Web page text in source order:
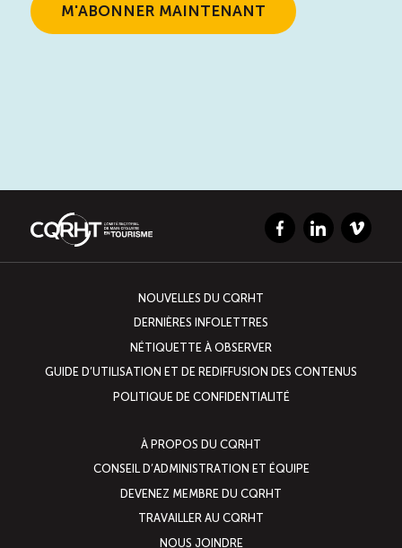
FacebookLinkedInVimeo
NOUVELLES DU CQRHT
DERNIÈRES INFOLETTRES
NÉTIQUETTE À OBSERVER
GUIDE D’UTILISATION ET DE REDIFFUSION DES CONTENUS
POLITIQUE DE CONFIDENTIALITÉ
À PROPOS DU CQRHT
CONSEIL D’ADMINISTRATION ET ÉQUIPE
DEVENEZ MEMBRE DU CQRHT
TRAVAILLER AU CQRHT
NOUS JOINDRE